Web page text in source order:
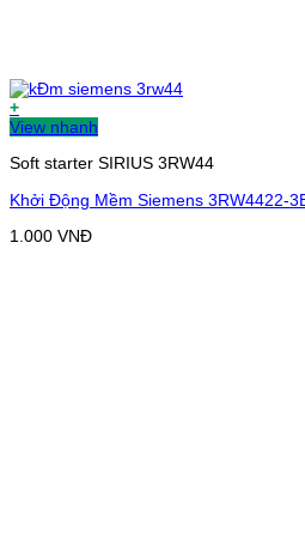
+
View nhanh
Soft starter SIRIUS 3RW44
Khởi Động Mềm Siemens 3RW4422-
1.000 VNĐ